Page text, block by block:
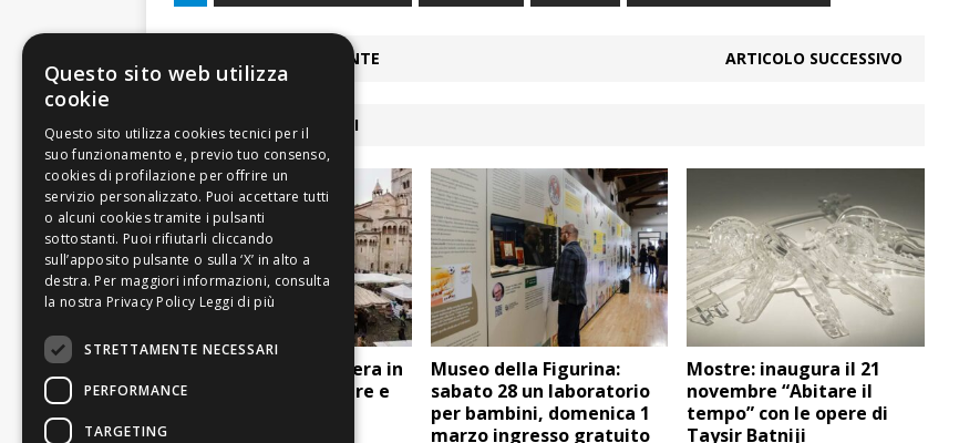
ARTICOLO PRECEDENTE ARTICOLO SUCCESSIVO
ARTICOLI COLLEGATI
San Geminiano: la Fiera in
centro storico, mostre e
Museo della Figurina:
sabato 28 un laboratorio
per bambini, domenica 1
marzo ingresso gratuito
Mostre: inaugura il 21
novembre “Abitare il
tempo” con le opere di
Taysir Batniji
Questo sito web utilizza
cookie
Leggi di più
STRETTAMENTE NECESSARI
PERFORMANCE
TARGETING